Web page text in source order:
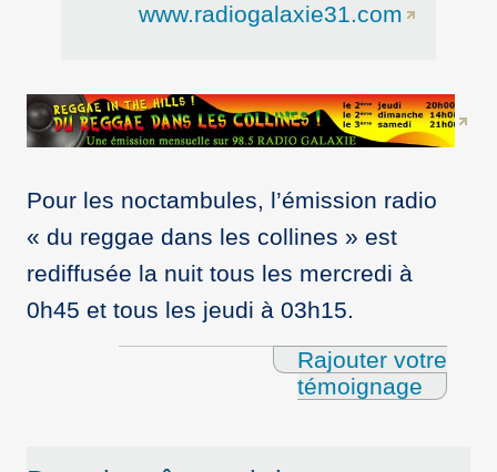
www.radiogalaxie31.com
Pour les noctambules, l’émission radio
« du reggae dans les collines » est
rediffusée la nuit tous les mercredi à
0h45 et tous les jeudi à 03h15.
Rajouter votre
témoignage